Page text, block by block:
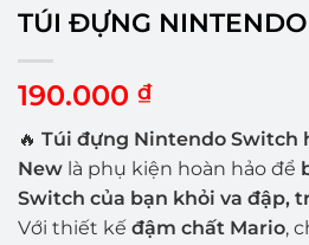
TÚI ĐỰNG
190.000 ₫
🔥 Túi đựng Nintendo Switch
New là phụ kiện hoàn hảo để
Switch của bạn khỏi va đập,
Với thiết kế đậm chất Mario,